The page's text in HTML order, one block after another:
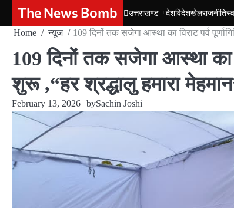
content
The News Bomb उत्तराखण्ड देशविदेशखेलराजनीति
Home न्यूज 109 दिनों तक सजेगा आस्था का विराट पर्व
109 दिनों तक सजेगा आस्था का
शुरू ,“हर श्रद्धालु हमारा
February 13, 2026 bySachin Joshi